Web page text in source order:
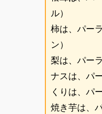
ル）
柿は、パー
ン）
梨は、パー
ナスは、パ
くりは、パ
焼き芋は、